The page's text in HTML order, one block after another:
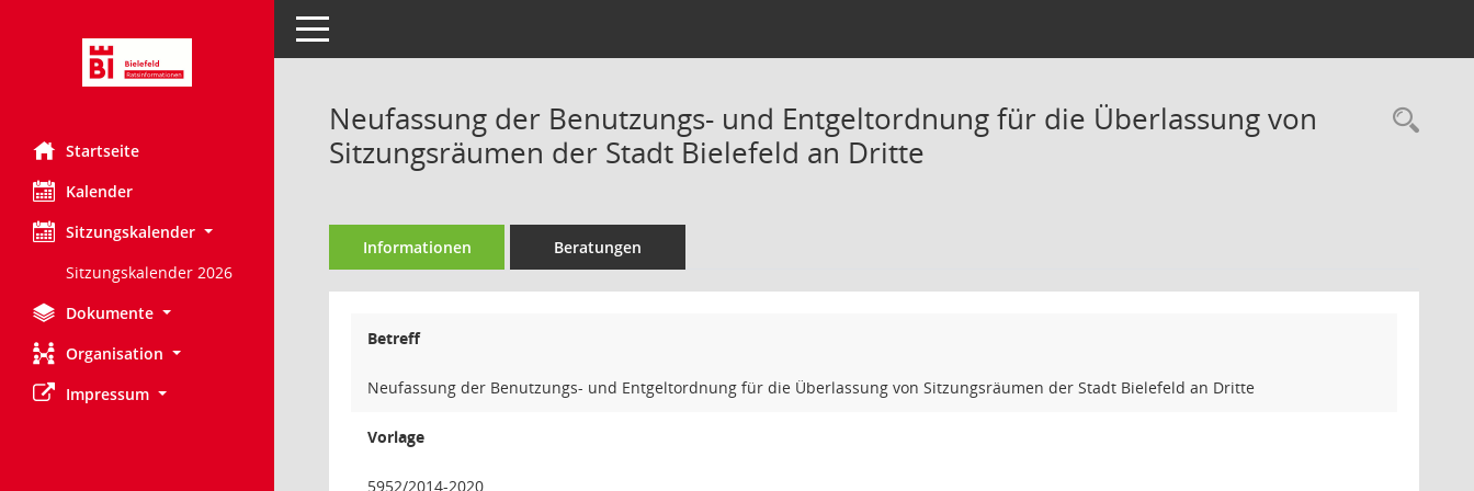
Startseite
Kalender
Sitzungskalender
Sitzungskalender 2026
Dokumente
Organisation
Impressum
Toggle navigation
Neufassung der Benutzungs- und Entgeltordnung für die Überlassung von
Sitzungsräumen der Stadt Bielefeld an Dritte
Informationen Beratungen
Betreff
Neufassung der Benutzungs- und Entgeltordnung für die Überlassung von Sitzungsräumen der Stadt Bielefeld an Dritte
Vorlage
5952/2014-2020